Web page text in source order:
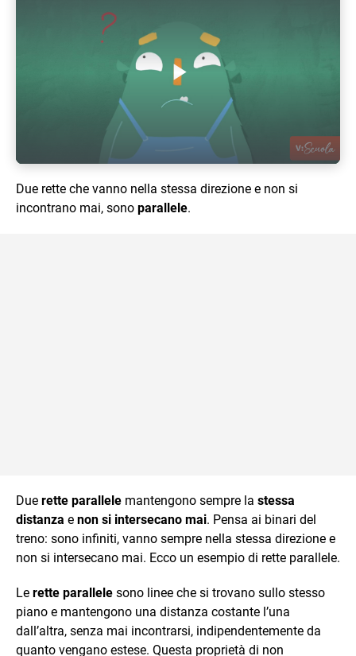
Play Video
Due rette che vanno nella stessa direzione e non si
incontrano mai, sono parallele.
Due rette parallele mantengono sempre la stessa
distanza e non si intersecano mai. Pensa ai binari del
treno: sono infiniti, vanno sempre nella stessa direzione e
non si intersecano mai. Ecco un esempio di rette parallele.
Le rette parallele sono linee che si trovano sullo stesso
piano e mantengono una distanza costante l’una
dall’altra, senza mai incontrarsi, indipendentemente da
quanto vengano estese. Questa proprietà di non